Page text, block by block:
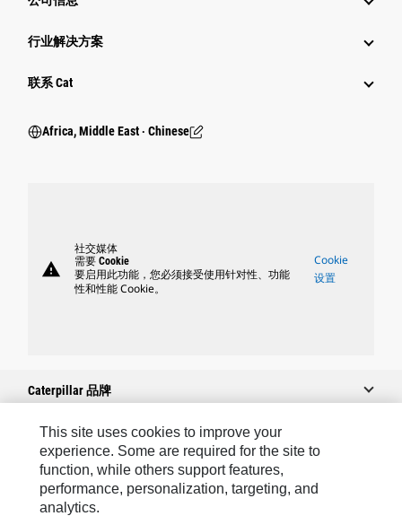
行业解决方案
行业
联系 Cat
Africa, Middle East ‧ Chinese
warning
社交媒体
需要 Cookie
要启用此功能，您必须接受使用针对性、功能
性和性能 Cookie。
Cookie
设置
Caterpillar 品牌
Caterpillar.com
联系 Caterpillar
This site uses cookies to improve your
experience. Some are required for the site to
function, while others support features,
performance, personalization, targeting, and
analytics.